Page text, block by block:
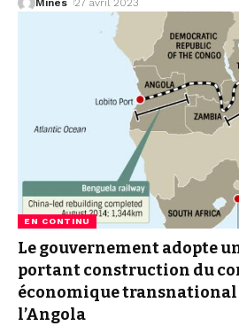
Mines 27 avril 2023
EN CONTINU
Le gouvernement adopte
portant construction du
économique transnational
l’Angola